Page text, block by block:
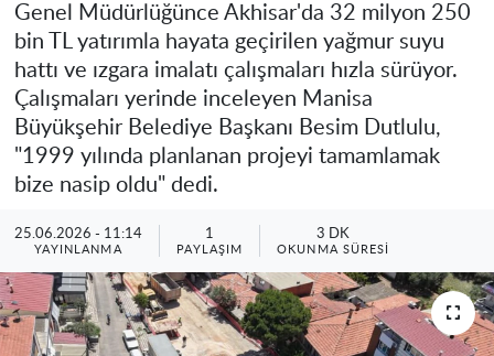
Genel Müdürlüğünce Akhisar'da 32 milyon 250
bin TL yatırımla hayata geçirilen yağmur suyu
hattı ve ızgara imalatı çalışmaları hızla sürüyor.
Çalışmaları yerinde inceleyen Manisa
Büyükşehir Belediye Başkanı Besim Dutlulu,
"1999 yılında planlanan projeyi tamamlamak
bize nasip oldu" dedi.
25.06.2026 - 11:14
YAYINLANMA
1
PAYLAŞIM
3 DK
OKUNMA SÜRESI
Saruhanlı
Soma
Resmi İlanlar
Tüm Manşetler
Son Dakika Haberleri
Haber Arşivi